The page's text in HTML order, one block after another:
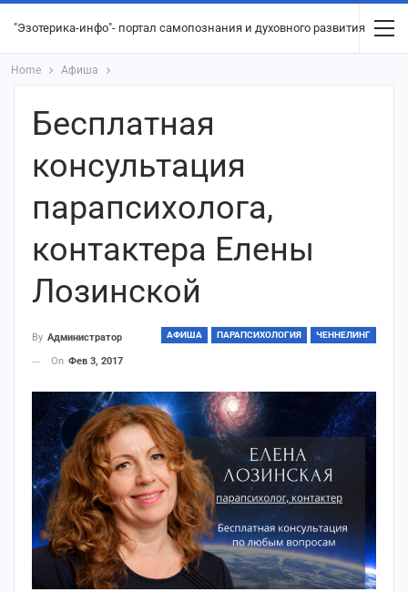
"Эзотерика-инфо"- портал самопознания и духовного развития
Home Афиша
Бесплатная
консультация
парапсихолога,
контактера Елены
Лозинской
АФИША ПАРАПСИХОЛОГИЯ ЧЕННЕЛИНГ
By Администратор
On Фев 3, 2017